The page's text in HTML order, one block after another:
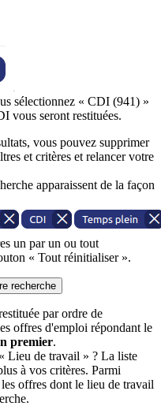
sélectionnez « CDI (941) »
vous seront restituées.
vous pouvez supprimer
et critères et relancer votre
apparaissent de la façon
un par un ou tout
« Tout réinitialiser ».
recherche
par ordre de
offres d'emploi répondant le
premier.
Lieu de travail » ? La liste
à vos critères. Parmi
offres dont le lieu de travail